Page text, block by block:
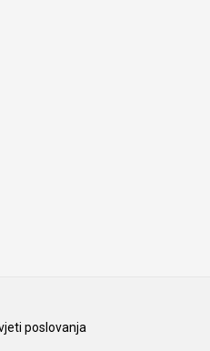
poslovanja